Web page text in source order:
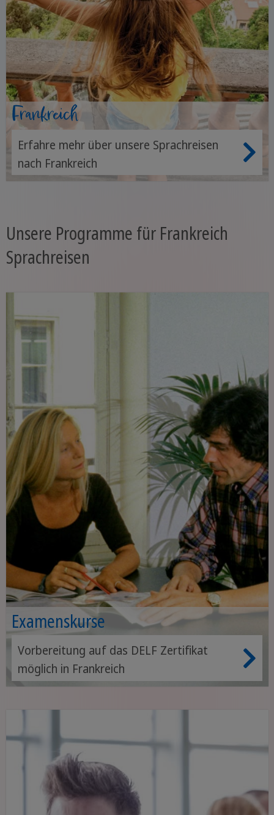
Frankreich
Erfahre mehr über unsere Sprachreisen
nach Frankreich
Unsere Programme für Frankreich
Sprachreisen
Examenskurse
Vorbereitung auf das DELF Zertifikat
möglich in Frankreich